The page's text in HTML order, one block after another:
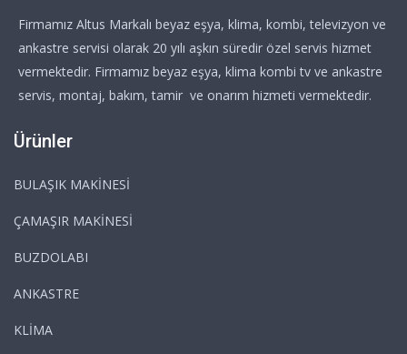
Firmamız Altus Markalı beyaz eşya, klima, kombi, televizyon ve
ankastre servisi olarak 20 yılı aşkın süredir özel servis hizmet
vermektedir. Firmamız beyaz eşya, klima kombi tv ve ankastre
servis, montaj, bakım, tamir ve onarım hizmeti vermektedir.
Ürünler
BULAŞIK MAKİNESİ
ÇAMAŞIR MAKİNESİ
BUZDOLABI
ANKASTRE
KLİMA